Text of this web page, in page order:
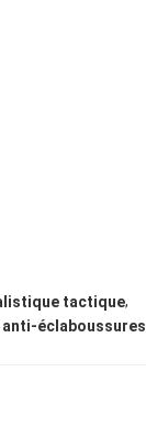
tactique,
éclaboussures